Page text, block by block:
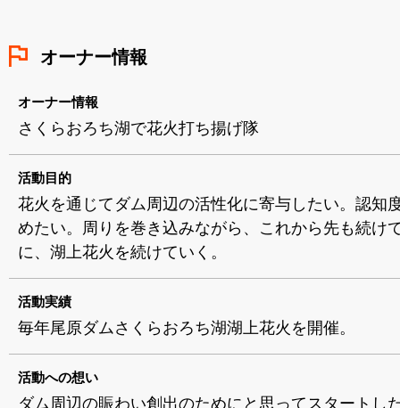
オーナー情報
オーナー情報
さくらおろち湖で花火打ち揚げ隊
活動目的
花火を通じてダム周辺の活性化に寄与したい。認知
めたい。周りを巻き込みながら、これから先も続け
に、湖上花火を続けていく。
活動実績
毎年尾原ダムさくらおろち湖湖上花火を開催。
活動への想い
ダム周辺の賑わい創出のためにと思ってスタートし